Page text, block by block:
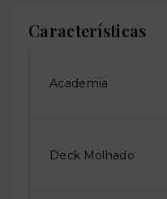
Características
Academia
Deck Molhado